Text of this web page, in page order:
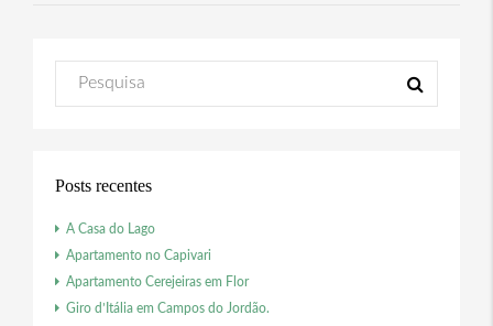
Posts recentes
A Casa do Lago
Apartamento no Capivari
Apartamento Cerejeiras em Flor
Giro d’Itália em Campos do Jordão.